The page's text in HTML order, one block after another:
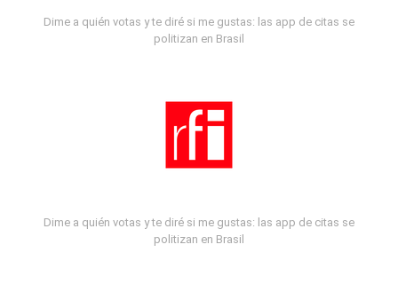
Dime a quién votas y te diré si me gustas: las app de citas se
politizan en Brasil
Dime a quién votas y te diré si me gustas: las app de citas se
politizan en Brasil